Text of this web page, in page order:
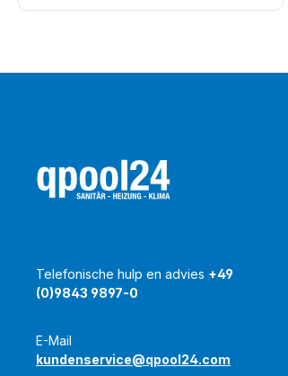
Telefonische hulp en advies +49
(0)9843 9897-0
E-Mail
kundenservice@qpool24.com